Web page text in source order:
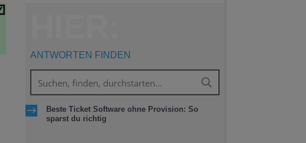
ANTWORTEN FINDEN
$
Beste Ticket Software ohne Provision: So
sparst du richtig